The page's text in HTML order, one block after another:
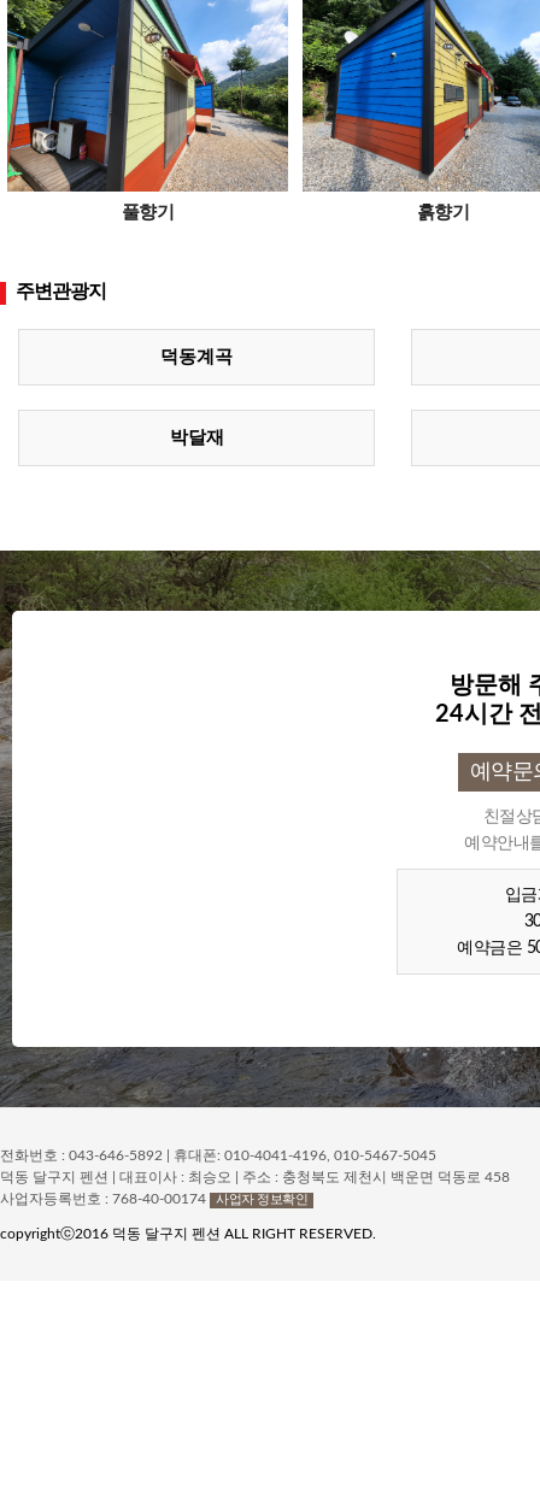
풀향기 흙향기
주변관광지
덕동계곡
박달재
방문해
24시간
예약문
친절상
예약안내
입
예약금은
전화번호 : 043-646-5892 | 휴대폰: 010-4041-4196, 010-5467-5045
덕동 달구지 펜션 | 대표이사 : 최승오 | 주소 : 충청북도 제천시 백운면 덕동로 458
사업자등록번호 : 768-40-00174
사업자 정보확인
copyrightⓒ2016 덕동 달구지 펜션 ALL RIGHT RESERVED.